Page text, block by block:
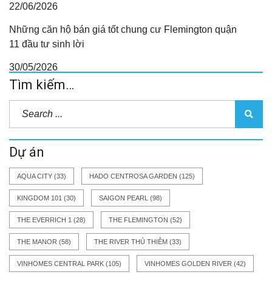
22/06/2026
Những căn hộ bán giá tốt chung cư Flemington quận
11 đầu tư sinh lời
30/05/2026
Tìm kiếm…
Dự án
AQUA CITY (33) HADO CENTROSA GARDEN (125)
KINGDOM 101 (30) SAIGON PEARL (98)
THE EVERRICH 1 (28) THE FLEMINGTON (52)
THE MANOR (58) THE RIVER THỦ THIÊM (33)
VINHOMES CENTRAL PARK (105) VINHOMES GOLDEN RIVER (42)